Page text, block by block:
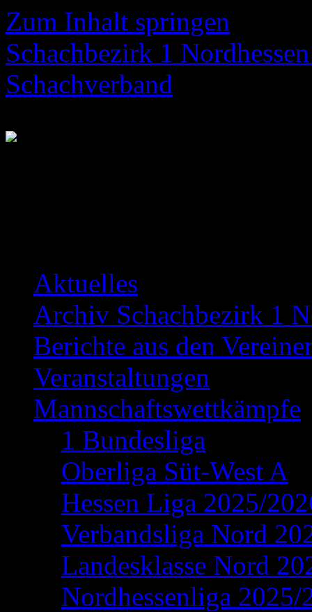
Zum Inhalt springen
Schachbezirk 1
Schachverband
Aktuelles
Archiv Schachbezirk 1
Berichte aus den
Veranstaltungen
Mannschaftswettkämpfe
1 Bundesliga
Oberliga Süt-West A
Hessen Liga 2025/
Verbandsliga Nord
Landesklasse Nord
Nordhessenliga 2025/